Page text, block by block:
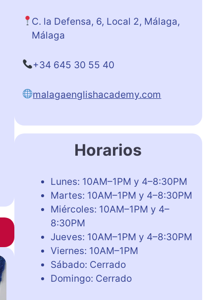
C. la Defensa, 6, Local 2, Málaga,
Málaga
+34 645 30 55 40
malagaenglishacademy.com
Horarios
Lunes: 10AM–1PM y 4–8:30PM
Martes: 10AM–1PM y 4–8:30PM
Miércoles: 10AM–1PM y 4–
8:30PM
Jueves: 10AM–1PM y 4–8:30PM
Viernes: 10AM–1PM
Sábado: Cerrado
Domingo: Cerrado